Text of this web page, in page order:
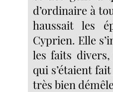
d’ordinaire à
haussait les
Cyprien. Elle
les faits
qui s’étaient
très bien